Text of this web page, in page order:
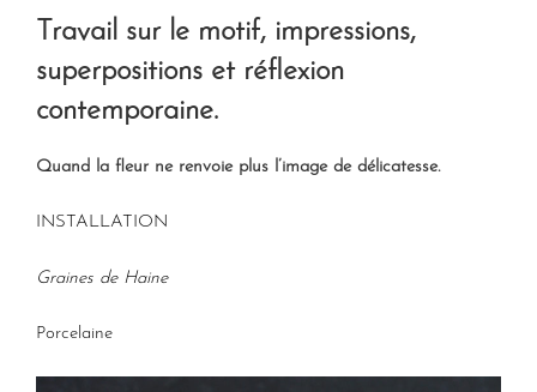
Travail sur le motif, impressions,
superpositions et réflexion
contemporaine.
Quand la fleur ne renvoie plus l’image de délicatesse.
INSTALLATION
Graines de Haine
Porcelaine